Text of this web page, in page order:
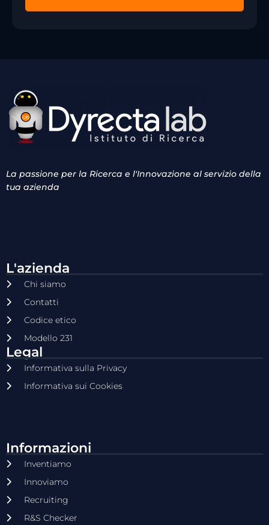
La passione per la Ricerca e l'Innovazione al servizio della
tua azienda
L'azienda
Chi siamo
Contatti
Codice etico
Modello 231
Legal
Informativa sulla Privacy
Informativa sui Cookies
Informazioni
Inventiamo
Innoviamo
Recruiting
R&S Checker